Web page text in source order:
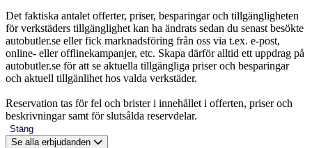
Det faktiska antalet offerter, priser, besparingar och tillgängligheten
för verkstäders tillgänglighet kan ha ändrats sedan du senast besökte
autobutler.se eller fick marknadsföring från oss via t.ex. e-post,
online- eller offlinekampanjer, etc. Skapa därför alltid ett uppdrag på
autobutler.se för att se aktuella tillgängliga priser och besparingar
och aktuell tillgänlihet hos valda verkstäder.
Reservation tas för fel och brister i innehållet i offerten, priser och
beskrivningar samt för slutsålda reservdelar.
Stäng
Se alla erbjudanden